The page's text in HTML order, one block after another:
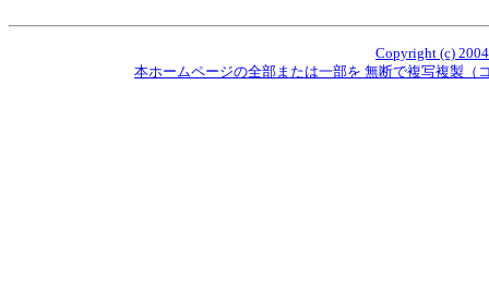
Copyright (c)
本ホームページの全部または一部を 無断で複写複製（